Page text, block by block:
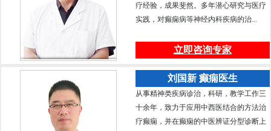
疗经验，成果斐然。多年潜心研究与医疗
实践，对癫痫病等神经内科疾病的治...
立即咨询专家
刘国新 癫痫医生
从事精神类疾病诊治，科研，教学工作三
十余年，致力于应用中西医结合的方法治
疗癫痫，并在癫痫的中医辨证分型诊断上